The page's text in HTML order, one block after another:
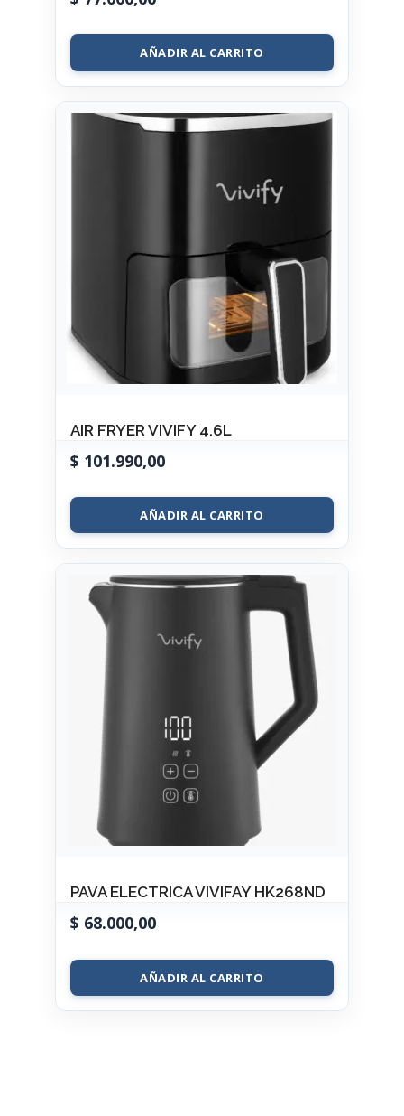
AÑADIR AL CARRITO
AIR FRYER VIVIFY 4.6L
$ 101.990,00
AÑADIR AL CARRITO
PAVA ELECTRICA VIVIFAY HK268ND
$ 68.000,00
AÑADIR AL CARRITO